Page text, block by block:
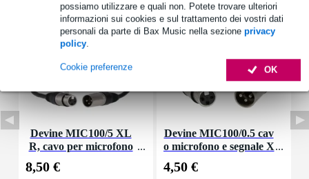
possiamo utilizzare e quali non. Potete trovare ulteriori
informazioni sui cookies e sul trattamento dei vostri dati
personali da parte di Bax Music nella sezione privacy
policy.
OK
Cookie preferenze
Devine MIC100/5 XL
R, cavo per microfono
8,50 €
Devine MIC100/0.5 cav
o microfono e segnale X
4,50 €